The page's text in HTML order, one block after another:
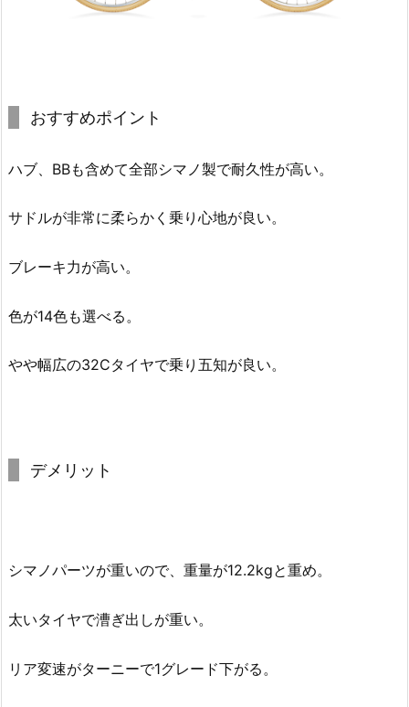
おすすめポイント
ハブ、BBも含めて全部シマノ製で耐久性が高い。
サドルが非常に柔らかく乗り心地が良い。
ブレーキ力が高い。
色が14色も選べる。
やや幅広の32Cタイヤで乗り五知が良い。
デメリット
シマノパーツが重いので、重量が12.2kgと重め。
太いタイヤで漕ぎ出しが重い。
リア変速がターニーで1グレード下がる。